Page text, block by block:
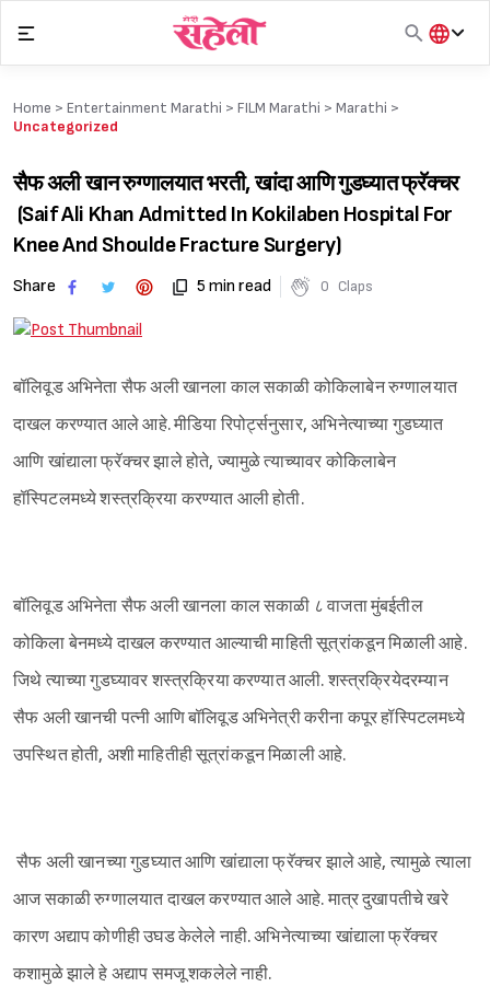
content
हिंदी
Home > Entertainment Marathi > FILM Marathi > Marathi >
Uncategorized
सैफ अली खान रुग्णालयात भरती, खांदा आणि गुडघ्यात फ्रॅक्चर
(Saif Ali Khan Admitted In Kokilaben Hospital For
Knee And Shoulde Fracture Surgery)
Share 5 min read 0 Claps
बॉलिवूड अभिनेता सैफ अली खानला काल सकाळी कोकिलाबेन रुग्णालयात
दाखल करण्यात आले आहे. मीडिया रिपोर्ट्सनुसार, अभिनेत्याच्या गुडघ्यात
आणि खांद्याला फ्रॅक्चर झाले होते, ज्यामुळे त्याच्यावर कोकिलाबेन
हॉस्पिटलमध्ये शस्त्रक्रिया करण्यात आली होती.
बॉलिवूड अभिनेता सैफ अली खानला काल सकाळी ८ वाजता मुंबईतील
कोकिला बेनमध्ये दाखल करण्यात आल्याची माहिती सूत्रांकडून मिळाली आहे.
जिथे त्याच्या गुडघ्यावर शस्त्रक्रिया करण्यात आली. शस्त्रक्रियेदरम्यान
सैफ अली खानची पत्नी आणि बॉलिवूड अभिनेत्री करीना कपूर हॉस्पिटलमध्ये
उपस्थित होती, अशी माहितीही सूत्रांकडून मिळाली आहे.
सैफ अली खानच्या गुडघ्यात आणि खांद्याला फ्रॅक्चर झाले आहे, त्यामुळे त्याला
आज सकाळी रुग्णालयात दाखल करण्यात आले आहे. मात्र दुखापतीचे खरे
कारण अद्याप कोणीही उघड केलेले नाही. अभिनेत्याच्या खांद्याला फ्रॅक्चर
कशामुळे झाले हे अद्याप समजू शकलेले नाही.